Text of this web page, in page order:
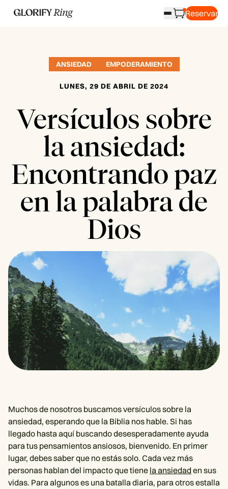
Reservar
ANSIEDAD EMPODERAMIENTO
LUNES, 29 DE ABRIL DE 2024
Versículos sobre
la ansiedad:
Encontrando paz
en la palabra de
Dios
Muchos de nosotros buscamos versículos sobre la
ansiedad, esperando que la Biblia nos hable. Si has
llegado hasta aquí buscando desesperadamente ayuda
para tus pensamientos ansiosos, bienvenido. En primer
lugar, debes saber que no estás solo. Cada vez más
personas hablan del impacto que tiene la ansiedad en sus
vidas. Para algunos es una batalla diaria, para otros estalla